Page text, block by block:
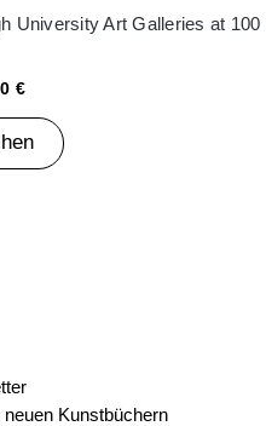
University Art Galleries at 100
€
Kunstbüchern